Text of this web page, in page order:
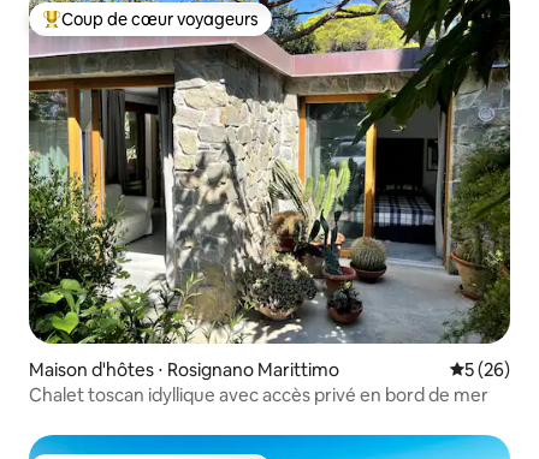
Coups de cœur voyageurs les plus appréciés
Coup de cœur voyageurs
Maison d'hôtes ⋅ Rosignano Marittimo
5 (26)
Chalet toscan idyllique avec accès privé en bord de mer